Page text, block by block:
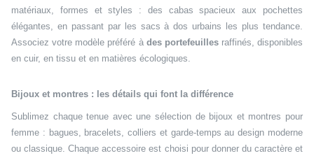
matériaux, formes et styles : des cabas spacieux aux pochettes
élégantes, en passant par les sacs à dos urbains les plus tendance.
Associez votre modèle préféré à des portefeuillesraffinés, disponibles
en cuir, en tissu et en matières écologiques.
Bijoux et montres : les détails qui font la différence
Sublimez chaque tenue avec une sélection de bijoux et montres pour
femme : bagues, bracelets, colliers et garde-temps au design moderne
ou classique. Chaque accessoire est choisi pour donner du caractère et